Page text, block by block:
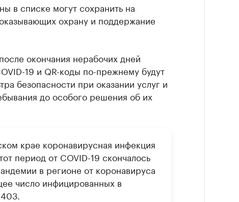
в списке могут сохранить на
охрану и поддержание
окончания нерабочих дней
19 и QR-коды по-прежнему будут
безопасности при оказании услуг и
до особого решения об их
крае коронавирусная инфекция
период от COVID-19 скончалось
в регионе от коронавируса
число инфицированных в